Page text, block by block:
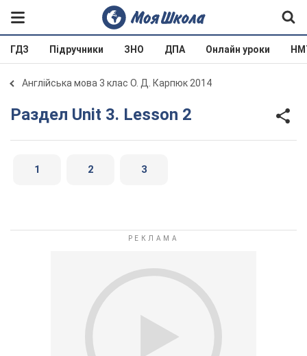
ГДЗ Підручники ЗНО ДПА Онлайн уроки
Англійська мова 3 клас О. Д. Карпюк 2014
Раздел Unit 3. Lesson 2
1 2 3